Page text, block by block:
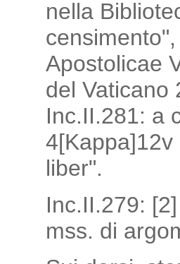
nella
Apostolicae
del Vaticano
Inc.II.281: a
4[Kappa]12v
liber".
Inc.II.279:
mss. di